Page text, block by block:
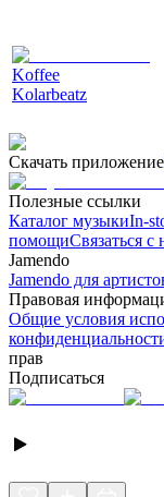
Koffee
Kolarbeatz
Скачать приложение
Полезные ссылки
Каталог музыкиIn-
помощиСвязаться с
Jamendo
Jamendo для
Правовая
Общие условия
прав
Подписаться